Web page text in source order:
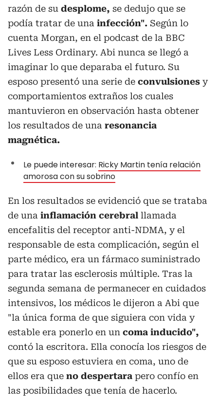
razón de su desplome, se dedujo que se
podía tratar de una infección". Según lo
cuenta Morgan, en el podcast de la BBC
Lives Less Ordinary. Abi nunca se llegó a
imaginar lo que deparaba el futuro. Su
esposo presentó una serie de convulsiones y
comportamientos extraños los cuales
mantuvieron en observación hasta obtener
los resultados de una resonancia
magnética.
Le puede interesar: Ricky Martin tenía relación
amorosa con su sobrino
En los resultados se evidenció que se trataba
de una inflamación cerebral llamada
encefalitis del receptor anti-NDMA, y el
responsable de esta complicación, según el
parte médico, era un fármaco suministrado
para tratar las esclerosis múltiple. Tras la
segunda semana de permanecer en cuidados
intensivos, los médicos le dijeron a Abi que
"la única forma de que siguiera con vida y
estable era ponerlo en un coma inducido",
contó la escritora. Ella conocía los riesgos de
que su esposo estuviera en coma, uno de
ellos era que no despertara pero confío en
las posibilidades que tenía de hacerlo.